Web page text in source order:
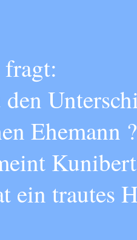
Ehemann
ein trautes